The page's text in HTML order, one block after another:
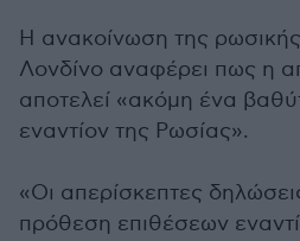
Η ανακοίνωση της
Λονδίνο αναφέρει πως η
αποτελεί «ακόμη ένα
εναντίον της Ρωσίας».
«Οι απερίσκεπτες
πρόθεση επιθέσεων